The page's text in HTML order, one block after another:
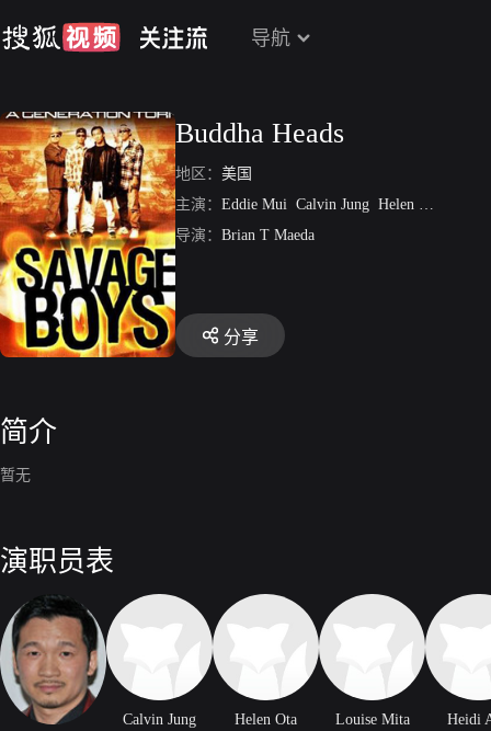
导航
Buddha Heads
地区： 美国
主演： Eddie Mui Calvin Jung Helen Ota
导演： Brian T Maeda
分享
简介
暂无
演职员表
Calvin Jung Helen Ota Louise Mita Heidi